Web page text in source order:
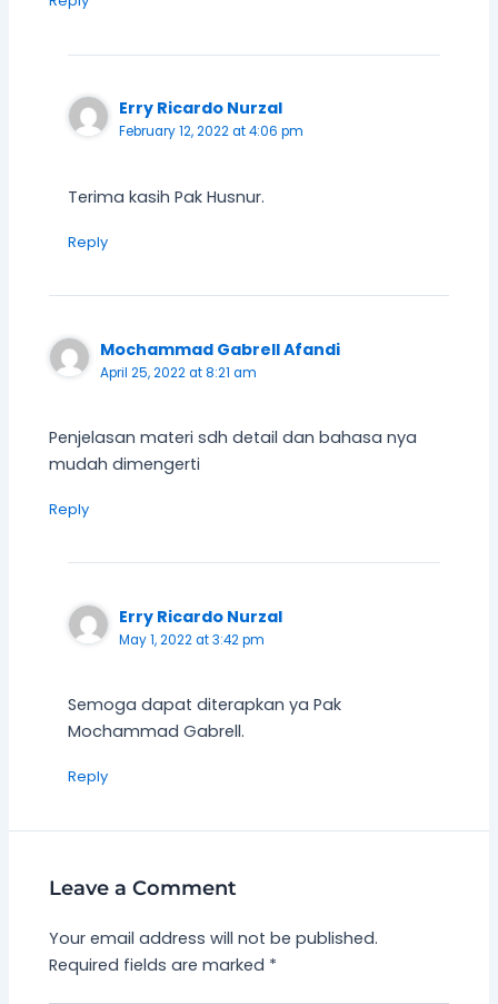
Erry Ricardo Nurzal
February 12, 2022 at 4:06 pm
Terima kasih Pak Husnur.
Reply
Mochammad Gabrell Afandi
April 25, 2022 at 8:21 am
Penjelasan materi sdh detail dan bahasa nya
mudah dimengerti
Reply
Erry Ricardo Nurzal
May 1, 2022 at 3:42 pm
Semoga dapat diterapkan ya Pak
Mochammad Gabrell.
Reply
Leave a Comment
Your email address will not be published.
Required fields are marked *